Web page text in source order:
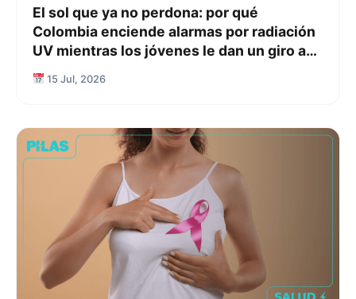
El sol que ya no perdona: por qué
Colombia enciende alarmas por radiación
UV mientras los jóvenes le dan un giro a
su relación con el protector solar
15 Jul, 2026